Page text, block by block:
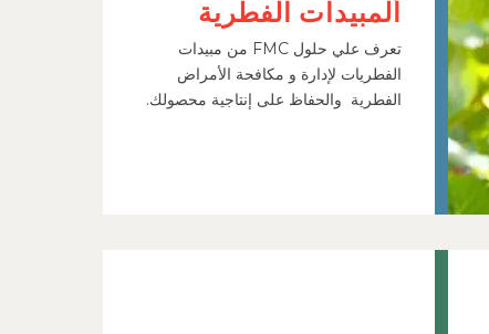
ألمبيدات الفطرية
تعرف علي حلول FMC من مبيدات
الفطريات لإدارة و مكافحة الأمراض
الفطرية والحفاظ على إنتاجية محصولك.